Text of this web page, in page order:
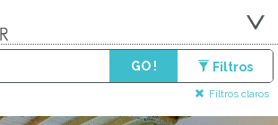
GO ! Filtros
Filtros claros